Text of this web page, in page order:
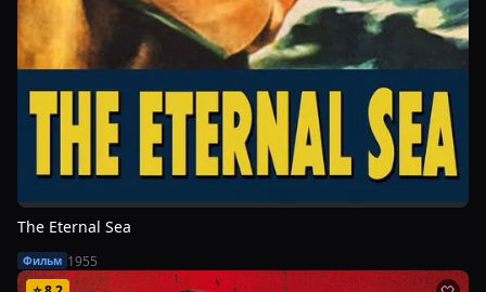
The Eternal Sea
Фильм 1955